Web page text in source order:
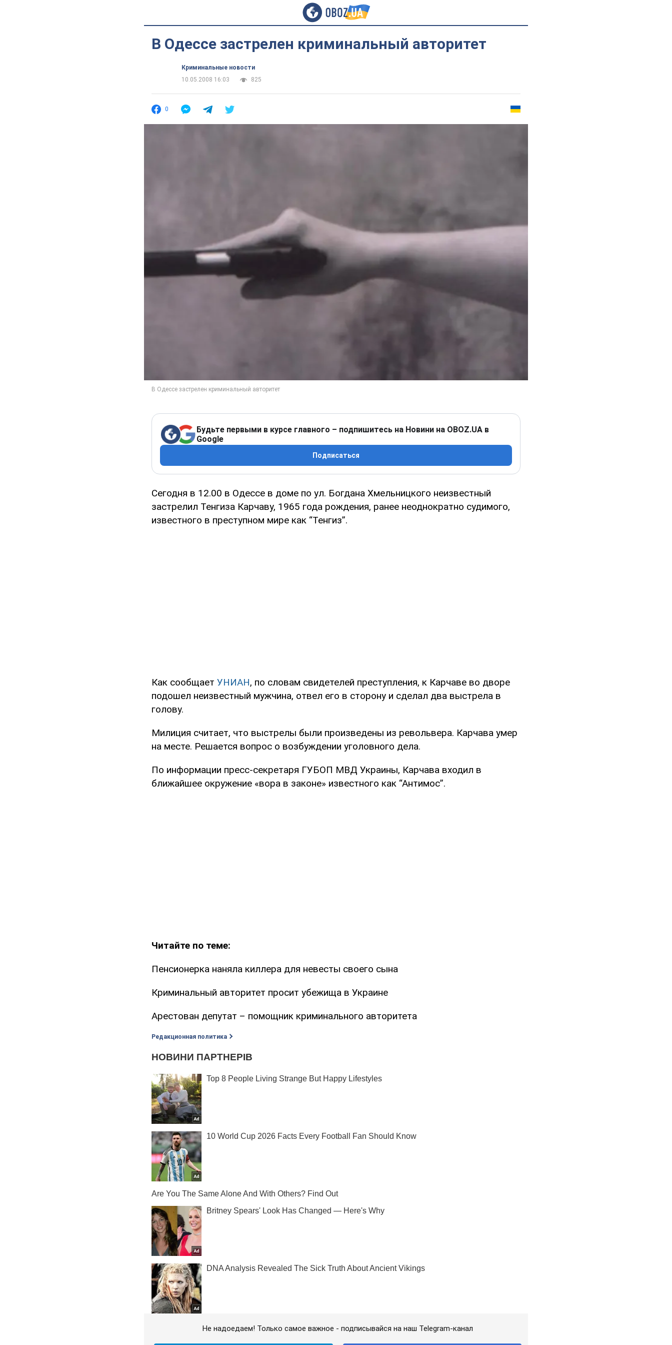
В Одессе застрелен криминальный авторитет
Криминальные новости
10.05.2008 16:03
825
0
Будьте первыми в курсе главного – подпишитесь на Новини на OBOZ.UA в
Google
Подписаться
Сегодня в 12.00 в Одессе в доме по ул. Богдана Хмельницкого неизвестный
застрелил Тенгиза Карчаву, 1965 года рождения, ранее неоднократно судимого,
известного в преступном мире как “Тенгиз”.
Как сообщает УНИАН, по словам свидетелей преступления, к Карчаве во дворе
подошел неизвестный мужчина, отвел его в сторону и сделал два выстрела в
голову.
Милиция считает, что выстрелы были произведены из револьвера. Карчава умер
на месте. Решается вопрос о возбуждении уголовного дела.
По информации пресс-секретаря ГУБОП МВД Украины, Карчава входил в
ближайшее окружение «вора в законе» известного как “Антимос”.
Читайте по теме:
Пенсионерка наняла киллера для невесты своего сына
Криминальный авторитет просит убежища в Украине
Арестован депутат – помощник криминального авторитета
Редакционная политика
Не надоедаем! Только самое важное - подписывайся на наш Telegram-канал